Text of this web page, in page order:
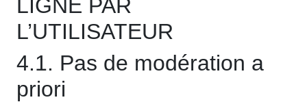
LIGNE PAR
L’UTILISATEUR
4.1. Pas de modération a
priori